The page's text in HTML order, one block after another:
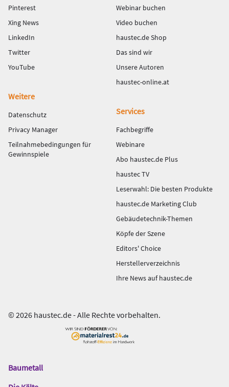
Pinterest
Xing News
LinkedIn
Twitter
YouTube
Webinar buchen
Video buchen
haustec.de Shop
Das sind wir
Unsere Autoren
haustec-online.at
Weitere
Datenschutz
Privacy Manager
Teilnahmebedingungen für
Gewinnspiele
Services
Fachbegriffe
Webinare
Abo haustec.de Plus
haustec TV
Leserwahl: Die besten Produkte
haustec.de Marketing Club
Gebäudetechnik-Themen
Köpfe der Szene
Editors' Choice
Herstellerverzeichnis
Ihre News auf haustec.de
© 2026 haustec.de - Alle Rechte vorbehalten.
Das
Gentner
Baumetall